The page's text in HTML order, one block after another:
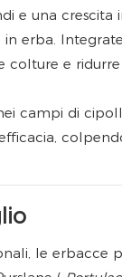
e una
erba.
e
campi di
le